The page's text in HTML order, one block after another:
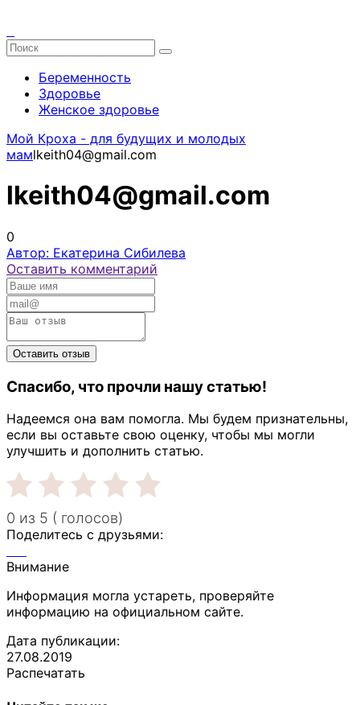
Беременность
Здоровье
Женское здоровье
Мой Кроха - для будущих и молодых
мамlkeith04@gmail.com
lkeith04@gmail.com
0
Автор: Екатерина Сибилева
Оставить комментарий
Спасибо, что прочли нашу статью!
Надеемся она вам помогла. Мы будем признательны,
если вы оставьте свою оценку, чтобы мы могли
улучшить и дополнить статью.
0 из 5 ( голосов)
Поделитесь с друзьями:
Внимание
Информация могла устареть, проверяйте
информацию на официальном сайте.
Дата публикации:
27.08.2019
Распечатать